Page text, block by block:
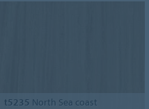
t5235 North Sea coast